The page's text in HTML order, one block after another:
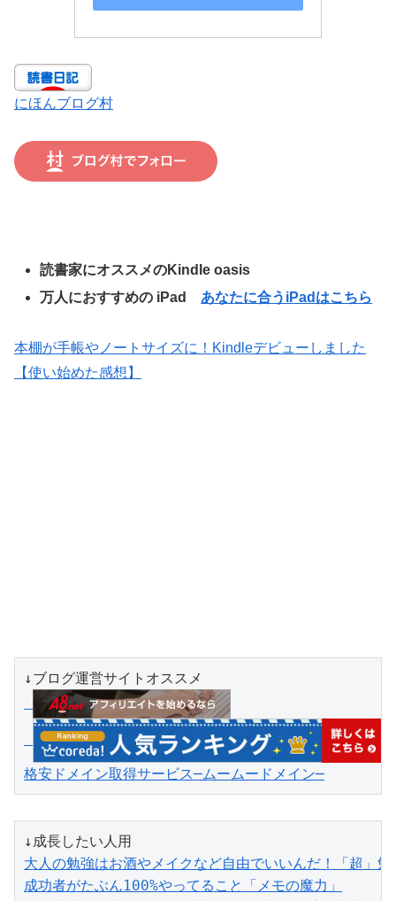
にほんブログ村
読書家にオススメのKindle oasis
万人におすすめの iPad あなたに合うiPadはこちら
本棚が手帳やノートサイズに！Kindleデビューしました
【使い始めた感想】
格安ドメイン取得サービス─ムームードメイン─
↓成長したい人用
大人の勉強はお酒やメイクなど自由でいいんだ！「超」勉
成功者がたぶん100%やってること「メモの魔力」